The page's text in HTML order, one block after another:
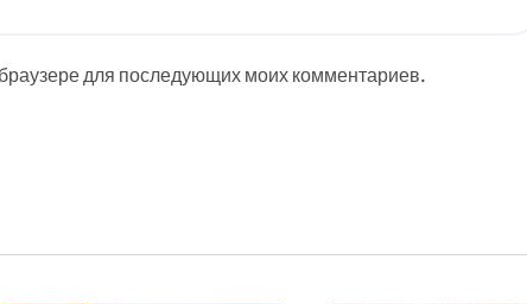
для последующих моих комментариев.